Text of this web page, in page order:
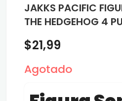
JAKKS PACIFIC
THE HEDGEHOG 4
$21,99
Agotado